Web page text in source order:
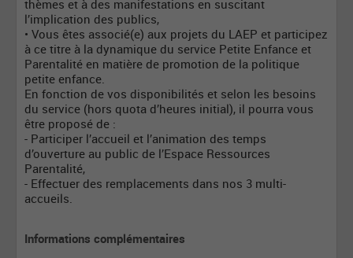
thèmes et à des manifestations en suscitant
l’implication des publics,
• Vous êtes associé(e) aux projets du LAEP et participez
à ce titre à la dynamique du service Petite Enfance et
Parentalité en matière de promotion de la politique
petite enfance.
En fonction de vos disponibilités et selon les besoins
du service (hors quota d’heures initial), il pourra vous
être proposé de :
- Participer l’accueil et l’animation des temps
d’ouverture au public de l’Espace Ressources
Parentalité,
- Effectuer des remplacements dans nos 3 multi-
accueils.
Informations complémentaires